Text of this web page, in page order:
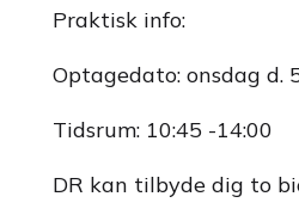
Praktisk info:
Optagedato: onsdag d.
Tidsrum: 10:45 -14:00
DR kan tilbyde dig to